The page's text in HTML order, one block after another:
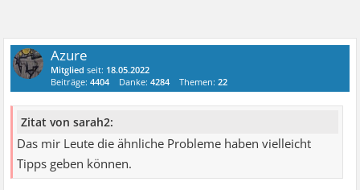
Azure
Mitglied seit: 18.05.2022
Beiträge:4404 Danke:4284 Themen:22
Zitat von sarah2:
Das mir Leute die ähnliche Probleme haben vielleicht
Tipps geben können.